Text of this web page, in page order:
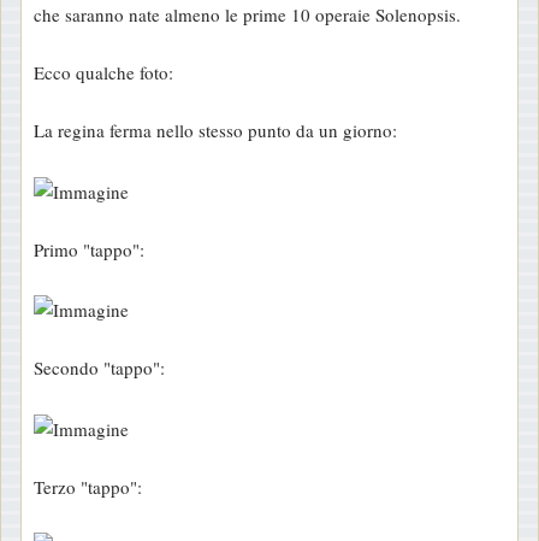
che saranno nate almeno le prime 10 operaie Solenopsis.
Ecco qualche foto:
La regina ferma nello stesso punto da un giorno:
Primo "tappo":
Secondo "tappo":
Terzo "tappo":